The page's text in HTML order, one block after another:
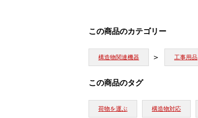
この商品のカテゴリー
構造物関連機器 工事用品
この商品のタグ
荷物を運ぶ 構造物対応